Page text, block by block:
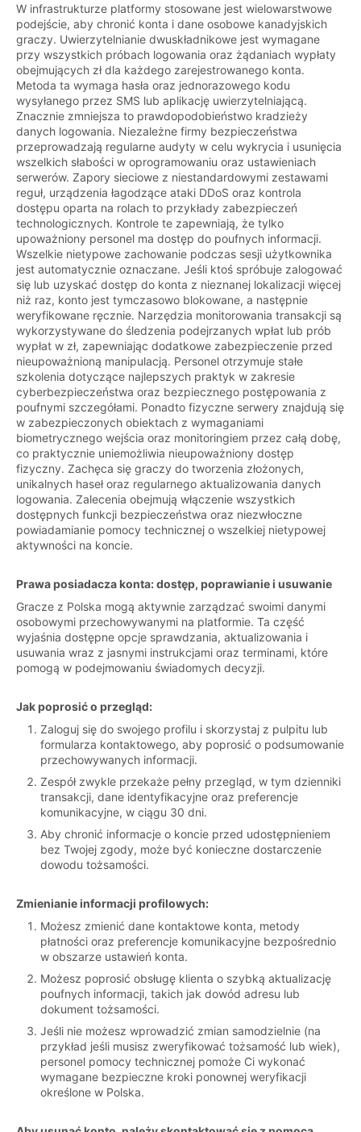
W infrastrukturze platformy stosowane jest wielowarstwowe
podejście, aby chronić konta i dane osobowe kanadyjskich
graczy. Uwierzytelnianie dwuskładnikowe jest wymagane
przy wszystkich próbach logowania oraz żądaniach wypłaty
obejmujących zł dla każdego zarejestrowanego konta.
Metoda ta wymaga hasła oraz jednorazowego kodu
wysyłanego przez SMS lub aplikację uwierzytelniającą.
Znacznie zmniejsza to prawdopodobieństwo kradzieży
danych logowania. Niezależne firmy bezpieczeństwa
przeprowadzają regularne audyty w celu wykrycia i usunięcia
wszelkich słabości w oprogramowaniu oraz ustawieniach
serwerów. Zapory sieciowe z niestandardowymi zestawami
reguł, urządzenia łagodzące ataki DDoS oraz kontrola
dostępu oparta na rolach to przykłady zabezpieczeń
technologicznych. Kontrole te zapewniają, że tylko
upoważniony personel ma dostęp do poufnych informacji.
Wszelkie nietypowe zachowanie podczas sesji użytkownika
jest automatycznie oznaczane. Jeśli ktoś spróbuje zalogować
się lub uzyskać dostęp do konta z nieznanej lokalizacji więcej
niż raz, konto jest tymczasowo blokowane, a następnie
weryfikowane ręcznie. Narzędzia monitorowania transakcji są
wykorzystywane do śledzenia podejrzanych wpłat lub prób
wypłat w zł, zapewniając dodatkowe zabezpieczenie przed
nieupoważnioną manipulacją. Personel otrzymuje stałe
szkolenia dotyczące najlepszych praktyk w zakresie
cyberbezpieczeństwa oraz bezpiecznego postępowania z
poufnymi szczegółami. Ponadto fizyczne serwery znajdują się
w zabezpieczonych obiektach z wymaganiami
biometrycznego wejścia oraz monitoringiem przez całą dobę,
co praktycznie uniemożliwia nieupoważniony dostęp
fizyczny. Zachęca się graczy do tworzenia złożonych,
unikalnych haseł oraz regularnego aktualizowania danych
logowania. Zalecenia obejmują włączenie wszystkich
dostępnych funkcji bezpieczeństwa oraz niezwłoczne
powiadamianie pomocy technicznej o wszelkiej nietypowej
aktywności na koncie.
Prawa posiadacza konta: dostęp, poprawianie i usuwanie
Gracze z Polska mogą aktywnie zarządzać swoimi danymi
osobowymi przechowywanymi na platformie. Ta część
wyjaśnia dostępne opcje sprawdzania, aktualizowania i
usuwania wraz z jasnymi instrukcjami oraz terminami, które
pomogą w podejmowaniu świadomych decyzji.
Jak poprosić o przegląd:
Zaloguj się do swojego profilu i skorzystaj z pulpitu lub
formularza kontaktowego, aby poprosić o podsumowanie
przechowywanych informacji.
Zespół zwykle przekaże pełny przegląd, w tym dzienniki
transakcji, dane identyfikacyjne oraz preferencje
komunikacyjne, w ciągu 30 dni.
Aby chronić informacje o koncie przed udostępnieniem
bez Twojej zgody, może być konieczne dostarczenie
dowodu tożsamości.
Zmienianie informacji profilowych:
Możesz zmienić dane kontaktowe konta, metody
płatności oraz preferencje komunikacyjne bezpośrednio
w obszarze ustawień konta.
Możesz poprosić obsługę klienta o szybką aktualizację
poufnych informacji, takich jak dowód adresu lub
dokument tożsamości.
Jeśli nie możesz wprowadzić zmian samodzielnie (na
przykład jeśli musisz zweryfikować tożsamość lub wiek),
personel pomocy technicznej pomoże Ci wykonać
wymagane bezpieczne kroki ponownej weryfikacji
określone w Polska.